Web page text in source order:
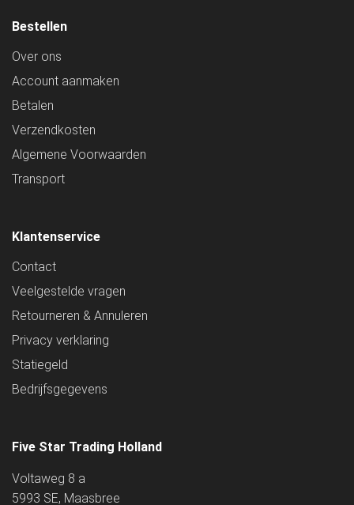
Bestellen
Over ons
Account aanmaken
Betalen
Verzendkosten
Algemene Voorwaarden
Transport
Klantenservice
Contact
Veelgestelde vragen
Retourneren & Annuleren
Privacy verklaring
Statiegeld
Bedrijfsgegevens
Five Star Trading Holland
Voltaweg 8 a
5993 SE, Maasbree